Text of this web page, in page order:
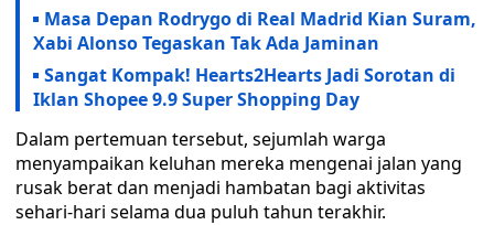
Masa Depan Rodrygo di Real Madrid Kian Suram,
Xabi Alonso Tegaskan Tak Ada Jaminan
Sangat Kompak! Hearts2Hearts Jadi Sorotan di
Iklan Shopee 9.9 Super Shopping Day
Dalam pertemuan tersebut, sejumlah warga
menyampaikan keluhan mereka mengenai jalan yang
rusak berat dan menjadi hambatan bagi aktivitas
sehari-hari selama dua puluh tahun terakhir.